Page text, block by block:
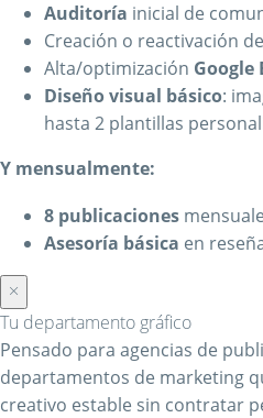
Auditoría inicial de
Creación o reactivación de
Alta/optimización Google
Diseño visual básico:
hasta 2 plantillas
Y mensualmente:
8 publicaciones
Asesoría básica en
×
Tu departamento gráfico
Pensado para agencias de
departamentos de marketing
creativo estable sin contratar